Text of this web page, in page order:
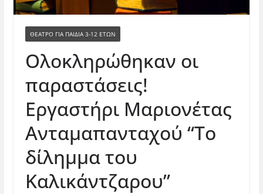
ΘΈΑΤΡΟ ΓΙΑ ΠΑΙΔΙΆ 3-12 ΕΤΏΝ
Ολοκληρώθηκαν οι
παραστάσεις!
Εργαστήρι Μαριονέτας
Ανταμαπανταχού “Το
δίλημμα του
Καλικάντζαρου”